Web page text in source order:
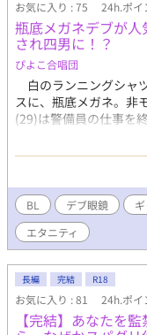
お気に入り : 75 24h.ポイ
瓶底メガネデブが
され四男に！？
ぴよこ合唱団
白のランニングシャ
スに、瓶底メガネ。非
(29)は警備員の仕事を
で、大好きなペースコ
啜っていた。 何気な
嬢コスプレを身に纏
の秘め事】最新作の先
出される。ゲーム内に
今作にも健在で、体験
しまったOL達は、この
する。 鶏ガラちゃん
像の意味が良く解って
り替わり、一人の美し
ヴァイン・モトグリフ
する嫡男である。 ア
BL デブ眼鏡
エタニティ
長編 完結 R18
お気に入り : 81 24h.ポイ
【完結】あなたを